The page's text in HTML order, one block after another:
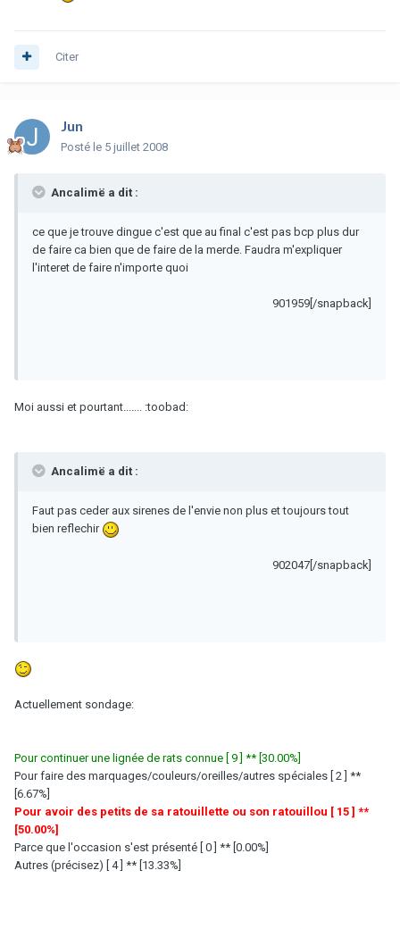
Citer
Jun
Posté le 5 juillet 2008
Ancalimë a dit :
ce que je trouve dingue c'est que au final c'est pas bcp plus dur
de faire ca bien que de faire de la merde. Faudra m'expliquer
l'interet de faire n'importe quoi
901959[/snapback]
Moi aussi et pourtant....... :toobad:
Ancalimë a dit :
Faut pas ceder aux sirenes de l'envie non plus et toujours tout
bien reflechir
902047[/snapback]
Actuellement sondage:
Pour continuer une lignée de rats connue [ 9 ] ** [30.00%]
Pour faire des marquages/couleurs/oreilles/autres spéciales [ 2 ] **
[6.67%]
Pour avoir des petits de sa ratouillette ou son ratouillou [ 15 ] **
[50.00%]
Parce que l'occasion s'est présenté [ 0 ] ** [0.00%]
Autres (précisez) [ 4 ] ** [13.33%]